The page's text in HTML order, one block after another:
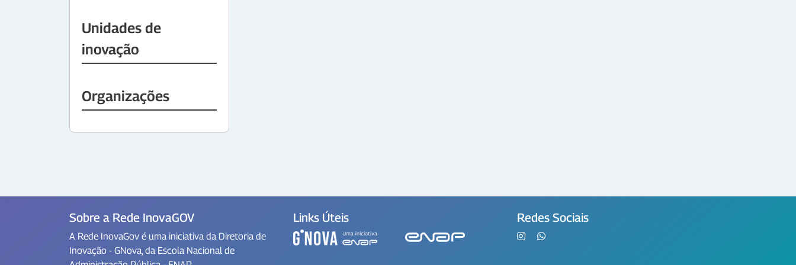
Unidades de
inovação
Organizações
Sobre a Rede InovaGOV
A Rede InovaGov é uma iniciativa da Diretoria de
Inovação - GNova, da Escola Nacional de
Links Úteis Redes Sociais